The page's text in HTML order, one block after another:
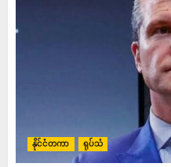
နိုင်ငံတကာ ရုပ်သံ